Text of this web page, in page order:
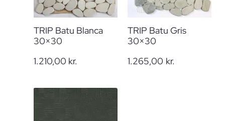
TRIP Batu Blanca
30×30
1.210,00 kr.
TRIP Batu Gris
30×30
1.265,00 kr.